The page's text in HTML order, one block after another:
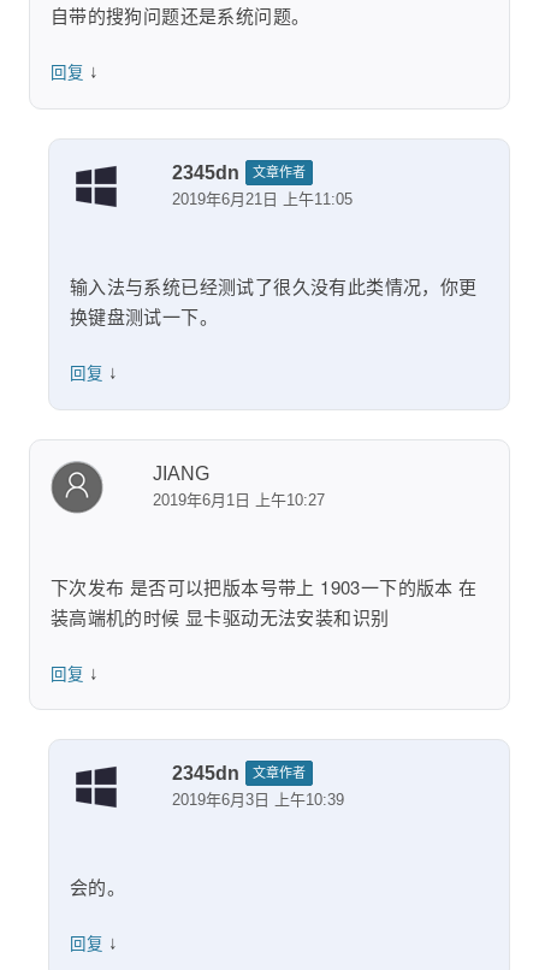
自带的搜狗问题还是系统问题。
回复 ↓
2345dn 文章作者
2019年6月21日 上午11:05
输入法与系统已经测试了很久没有此类情况，你更
换键盘测试一下。
回复 ↓
JIANG
2019年6月1日 上午10:27
下次发布 是否可以把版本号带上 1903一下的版本 在
装高端机的时候 显卡驱动无法安装和识别
回复 ↓
2345dn 文章作者
2019年6月3日 上午10:39
会的。
回复 ↓